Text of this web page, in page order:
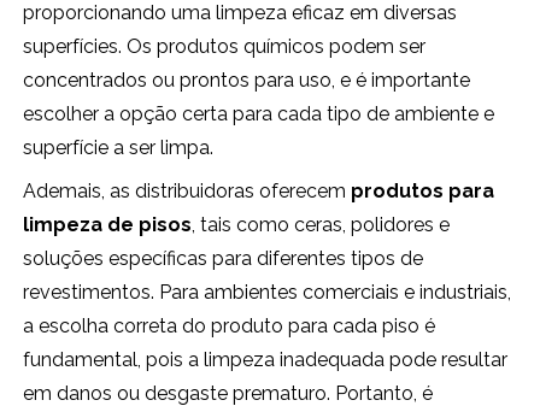
proporcionando uma limpeza eficaz em diversas
superfícies. Os produtos químicos podem ser
concentrados ou prontos para uso, e é importante
escolher a opção certa para cada tipo de ambiente e
superfície a ser limpa.
Ademais, as distribuidoras oferecem produtos para
limpeza de pisos, tais como ceras, polidores e
soluções específicas para diferentes tipos de
revestimentos. Para ambientes comerciais e industriais,
a escolha correta do produto para cada piso é
fundamental, pois a limpeza inadequada pode resultar
em danos ou desgaste prematuro. Portanto, é